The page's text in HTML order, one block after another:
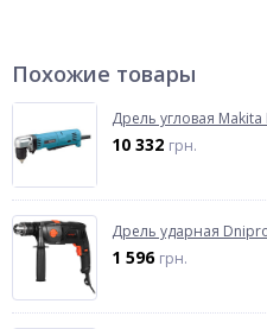
Похожие товары
Дрель угловая Makita
10 332 грн.
Дрель ударная
1 596 грн.